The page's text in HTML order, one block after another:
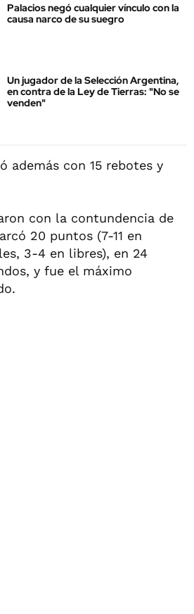
Palacios negó cualquier vínculo con la
causa narco de su suegro
Un jugador de la Selección Argentina,
en contra de la Ley de Tierras: "No se
venden"
además con 15 rebotes y
con la contundencia de
20 puntos (7-11 en
3-4 en libres), en 24
y fue el máximo